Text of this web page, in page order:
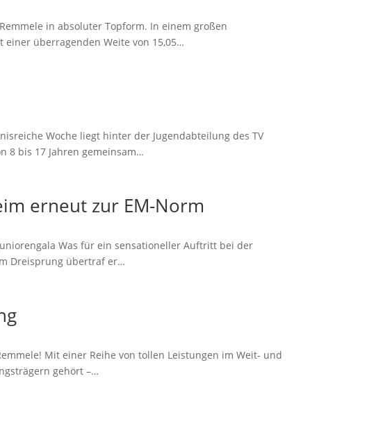
in absoluter Topform. In einem großen
überragenden Weite von 15,05…
Woche liegt hinter der Jugendabteilung des TV
8 bis 17 Jahren gemeinsam…
erneut zur EM-Norm
Was für ein sensationeller Auftritt bei der
Dreisprung übertraf er…
Mit einer Reihe von tollen Leistungen im Weit- und
gehört –…